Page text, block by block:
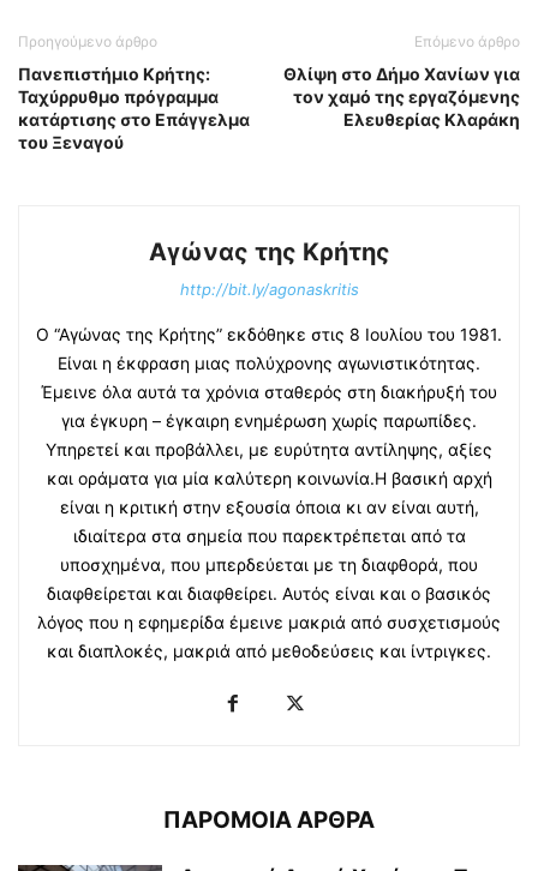
Προηγούμενο άρθρο
Πανεπιστήμιο Κρήτης:
Ταχύρρυθμο πρόγραμμα
κατάρτισης στο Επάγγελμα
του Ξεναγού
Επόμενο άρθρο
Θλίψη στο Δήμο Χανίων για
τον χαμό της εργαζόμενης
Ελευθερίας Κλαράκη
Αγώνας της Κρήτης
http://bit.ly/agonaskritis
Ο “Αγώνας της Κρήτης” εκδόθηκε στις 8 Ιουλίου του 1981.
Είναι η έκφραση μιας πολύχρονης αγωνιστικότητας.
Έμεινε όλα αυτά τα χρόνια σταθερός στη διακήρυξή του
για έγκυρη – έγκαιρη ενημέρωση χωρίς παρωπίδες.
Υπηρετεί και προβάλλει, με ευρύτητα αντίληψης, αξίες
και οράματα για μία καλύτερη κοινωνία.Η βασική αρχή
είναι η κριτική στην εξουσία όποια κι αν είναι αυτή,
ιδιαίτερα στα σημεία που παρεκτρέπεται από τα
υποσχημένα, που μπερδεύεται με τη διαφθορά, που
διαφθείρεται και διαφθείρει. Αυτός είναι και ο βασικός
λόγος που η εφημερίδα έμεινε μακριά από συσχετισμούς
και διαπλοκές, μακριά από μεθοδεύσεις και ίντριγκες.
ΠΑΡΟΜΟΙΑ ΑΡΘΡΑ